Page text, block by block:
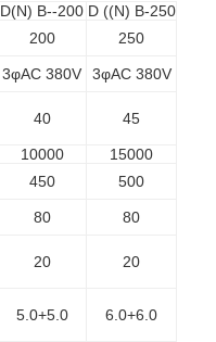
D(N) B--200 D ((N) B-250
200
250
3φAC 380V
3φAC 380V
40 45
10000
15000
450
500
80
80
20 20
5.0+5.0 6.0+6.0